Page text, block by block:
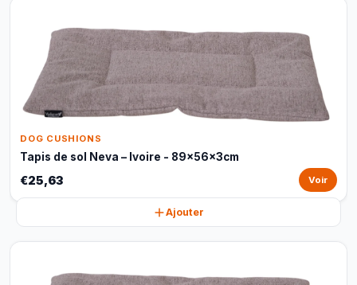
DOG CUSHIONS
Tapis de sol Neva – Ivoire - 89x56x3cm
€25,63 Voir
Ajouter